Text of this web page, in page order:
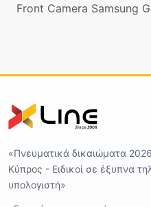
Front Camera Samsung
«Πνευματικά δικαιώματα
Κύπρος - Ειδικοί σε έξυπνα
υπολογιστή»